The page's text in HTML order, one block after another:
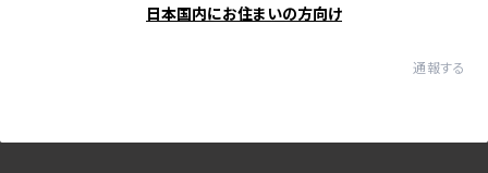
日本国内にお住まいの方向け
通報する